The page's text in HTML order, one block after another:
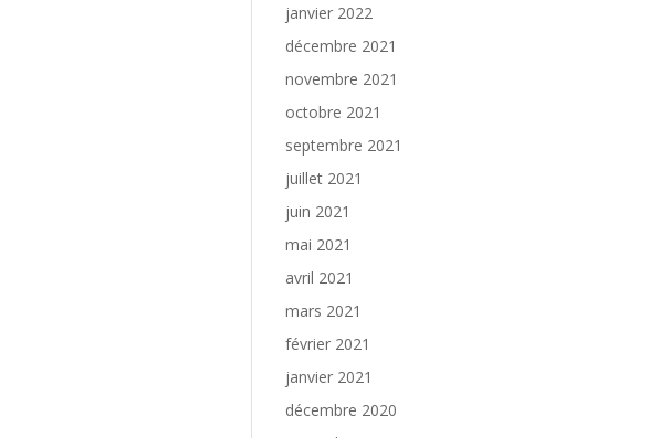
janvier 2022
décembre 2021
novembre 2021
octobre 2021
septembre 2021
juillet 2021
juin 2021
mai 2021
avril 2021
mars 2021
février 2021
janvier 2021
décembre 2020